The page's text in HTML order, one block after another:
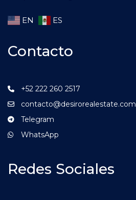
EN ES
Contacto
+52 222 260 2517
contacto@desirorealestate.com
Telegram
WhatsApp
Redes Sociales